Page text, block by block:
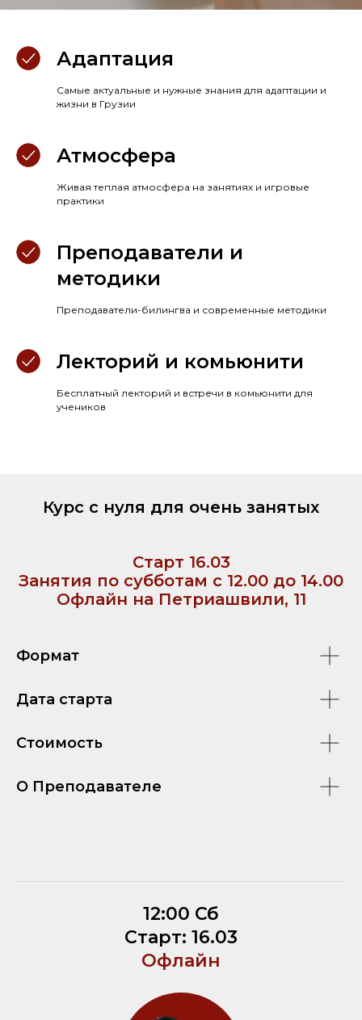
Адаптация
Самые актуальные и нужные знания для адаптации и
жизни в Грузии
Атмосфера
Живая теплая атмосфера на занятиях и игровые
практики
Преподаватели и
методики
Преподаватели-билингва и современные методики
Лекторий и комьюнити
Бесплатный лекторий и встречи в комьюнити для
учеников
Курс с нуля для очень занятых
Старт 16.03
Занятия по субботам с 12.00 до 14.00
Офлайн на Петриашвили, 11
Формат
Дата старта
Стоимость
О Преподавателе
12:00 Сб
Старт: 16.03
Офлайн